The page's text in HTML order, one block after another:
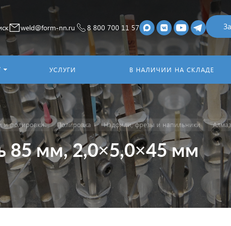
weld@form-nn.ru 8 800 700 11 57
УСЛУГИ В НАЛИЧИИ НА СКЛАДЕ
и полировки Полировка Надфили, фрезы и напильники
85 мм, 2,0×5,0×45 мм